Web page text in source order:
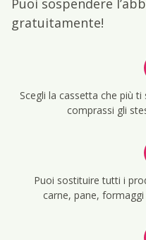
Puoi sospendere
gratuitamente!
Scegli la cassetta che più
comprassi gli
Puoi sostituire tutti i
carne, pane,